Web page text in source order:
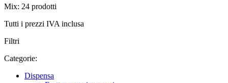
Mix: 24 prodotti
Tutti i prezzi IVA inclusa
Filtri
Categorie:
Dispensa